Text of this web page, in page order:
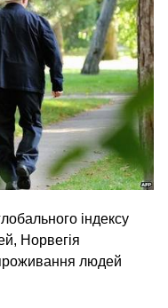
індексу
Норвегія
людей